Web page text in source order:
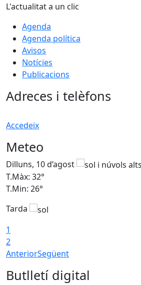
L'actualitat a un clic
Agenda
Agenda política
Avisos
Notícies
Publicacions
Adreces i telèfons
Accedeix
Meteo
Dilluns, 10 d’agost
T.Màx: 32°
T.Min: 26°
Tarda
1
2
AnteriorSegüent
Butlletí digital